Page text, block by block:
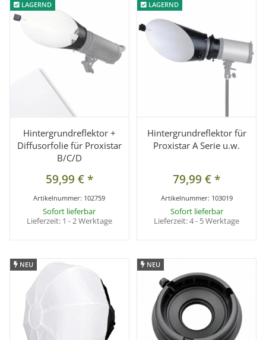
LAGERND
LAGERND
Hintergrundreflektor +
Diffusorfolie für Proxistar
B/C/D
59,99 €*
Artikelnummer: 102759
Sofort lieferbar
Lieferzeit: 1 - 2 Werktage
LAGERND
LAGERND
Hintergrundreflektor für
Proxistar A Serie u.w.
79,99 €*
Artikelnummer: 103019
Sofort lieferbar
Lieferzeit:4 - 5 Werktage
NEU
NEU NEU
NEU